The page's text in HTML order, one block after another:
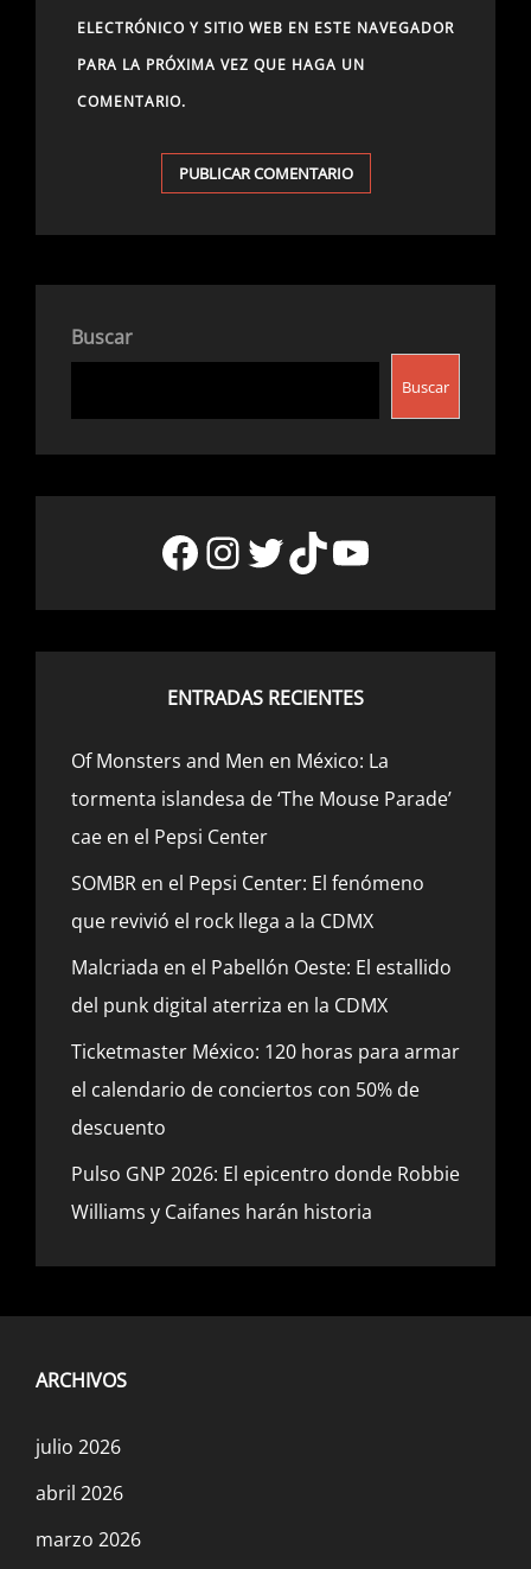
ELECTRÓNICO Y SITIO WEB EN ESTE NAVEGADOR
PARA LA PRÓXIMA VEZ QUE HAGA UN
COMENTARIO.
Buscar
Buscar
Facebook
Instagram
Twitter
TikTok
YouTube
ENTRADAS RECIENTES
Of Monsters and Men en México: La
tormenta islandesa de ‘The Mouse Parade’
cae en el Pepsi Center
SOMBR en el Pepsi Center: El fenómeno
que revivió el rock llega a la CDMX
Malcriada en el Pabellón Oeste: El estallido
del punk digital aterriza en la CDMX
Ticketmaster México: 120 horas para armar
el calendario de conciertos con 50% de
descuento
Pulso GNP 2026: El epicentro donde Robbie
Williams y Caifanes harán historia
ARCHIVOS
julio 2026
abril 2026
marzo 2026